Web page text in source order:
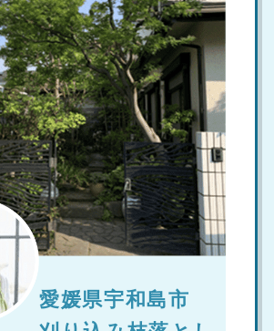
愛媛県宇和島市